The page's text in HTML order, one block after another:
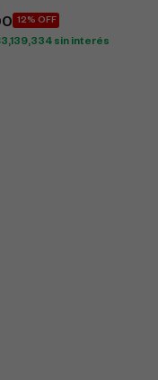
12% OFF
3,139,334 sin interés